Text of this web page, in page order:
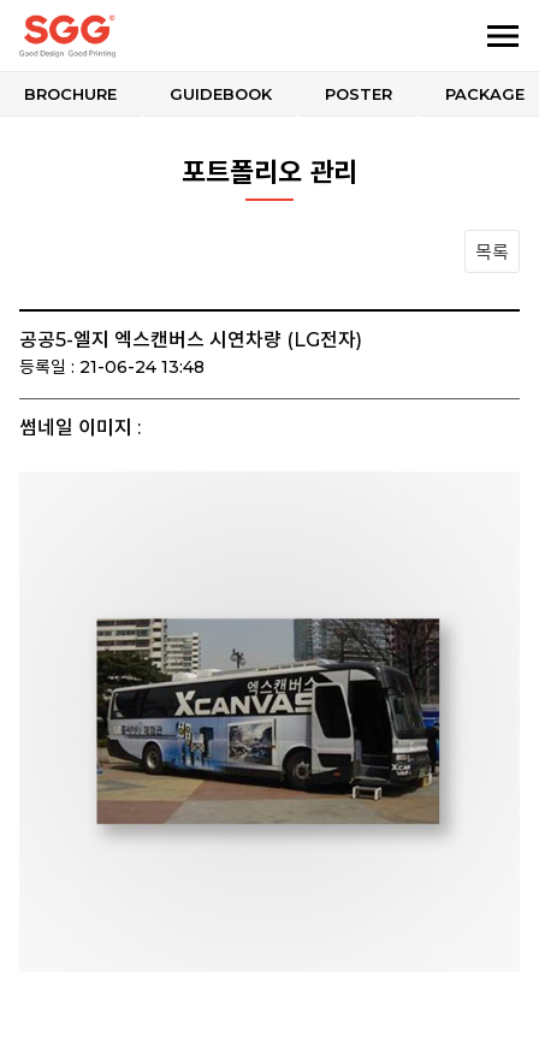
BROCHURE GUIDEBOOK POSTER PACKAGE
포트폴리오 관리
목록
공공5-엘지 엑스캔버스 시연차량 (LG전자)
등록일 : 21-06-24 13:48
썸네일 이미지 :